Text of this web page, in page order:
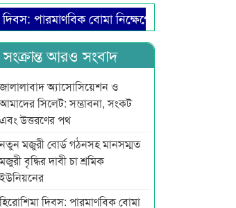
পারমাণবিক বোমা নিক্ষেপে ভয়াল ধ্বংসযজ্ঞ
দৃষ্টিভঙ্গি স্বামীর সম্পত্তিতে অধিকার চান
আরও সংবাদ
জালালাবাদ অ্যাসোসিয়েশন ও
আমাদের সিলেট: সম্ভাবনা, সংকট
এবং উত্তরণের পথ
নতুন মজুরী বোর্ড গঠনসহ মানসম্মত
মজুরী বৃদ্ধির দাবী চা শ্রমিক
ইউনিয়নের
হিরোশিমা দিবস: পারমাণবিক বোমা